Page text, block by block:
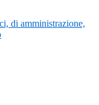
di amministrazione,